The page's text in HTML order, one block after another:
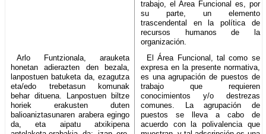
trabajo, el Área Funcional es, por
su parte, un elemento
trascendental en la política de
recursos humanos de la
organización.
Arlo Funtzionala, arauketa
honetan adierazten den bezala,
lanpostuen batuketa da, ezagutza
eta/edo trebetasun komunak
behar dituena. Lanpostuen biltze
horiek erakusten duten
balioaniztasunaren arabera egingo
da, eta aipatu atxikipena
El Área Funcional, tal como se
expresa en la presente normativa,
es una agrupación de puestos de
trabajo que requieren
conocimientos y/o destrezas
comunes. La agrupación de
puestos se lleva a cabo de
acuerdo con la polivalencia que